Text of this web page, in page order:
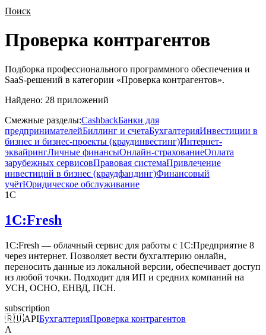
Поиск
Проверка контрагентов
Подборка профессионального программного обеспечения и
SaaS-решений в категории «Проверка контрагентов».
Найдено: 28 приложений
Смежные разделы:CashbackБанки для
предпринимателейБиллинг и счетаБухгалтерияИнвестиции в
бизнес и бизнес-проекты (краудинвестинг)Интернет-
эквайрингЛичные финансыОнлайн-страхованиеОплата
зарубежных сервисовПравовая системаПривлечение
инвестиций в бизнес (краудфандинг)Финансовый
учётЮридическое обслуживание
1С
1C:Fresh
1C:Fresh — облачный сервис для работы с 1С:Предприятие 8
через интернет. Позволяет вести бухгалтерию онлайн,
переносить данные из локальной версии, обеспечивает доступ
из любой точки. Подходит для ИП и средних компаний на
УСН, ОСНО, ЕНВД, ПСН.
subscription
🇷🇺APIБухгалтерияПроверка контрагентов
A